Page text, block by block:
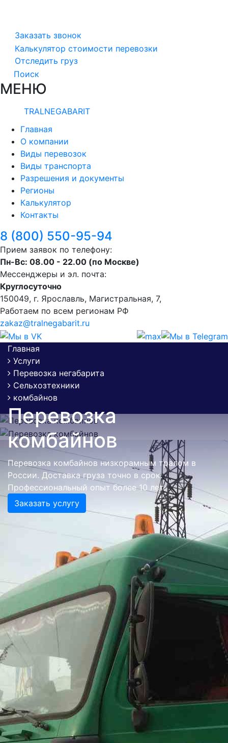
Заказать звонок
Калькулятор стоимости перевозки
Отследить груз
Поиск
МЕНЮ
TRALNEGABARIT
Главная
О компании
Виды перевозок
Виды транспорта
Разрешения и документы
Регионы
Калькулятор
Контакты
8 (800) 550-95-94
Прием заявок по телефону:
Пн-Вс: 08.00 - 22.00 (по Москве)
Мессенджеры и эл. почта:
Круглосуточно
150049, г. Ярославль, ​Магистральная, 7,
Работаем по всем регионам РФ
zakaz@tralnegabarit.ru
Главная
Услуги
Перевозка негабарита
Сельхозтехники
комбайнов
Перевозка
комбайнов
Перевозка комбайнов низкорамным тралом в
России. Доставка груза точно в срок.
Профессиональный опыт более 10 лет.
Заказать услугу